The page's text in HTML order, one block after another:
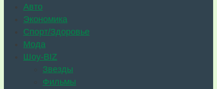
Авто
Экономика
Спорт/Здоровье
Мода
Шоу-BIZ
Звезды
Фильмы